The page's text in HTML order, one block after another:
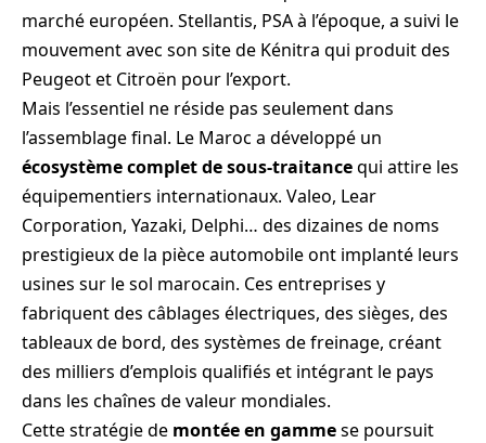
marché européen. Stellantis, PSA à l’époque, a suivi le
mouvement avec son site de Kénitra qui produit des
Peugeot et Citroën pour l’export.
Mais l’essentiel ne réside pas seulement dans
l’assemblage final. Le Maroc a développé un
écosystème complet de sous-traitancequi attire les
équipementiers internationaux. Valeo, Lear
Corporation, Yazaki, Delphi… des dizaines de noms
prestigieux de la pièce automobile ont implanté leurs
usines sur le sol marocain. Ces entreprises y
fabriquent des câblages électriques, des sièges, des
tableaux de bord, des systèmes de freinage, créant
des milliers d’emplois qualifiés et intégrant le pays
dans les chaînes de valeur mondiales.
Cette stratégie de montée en gammese poursuit